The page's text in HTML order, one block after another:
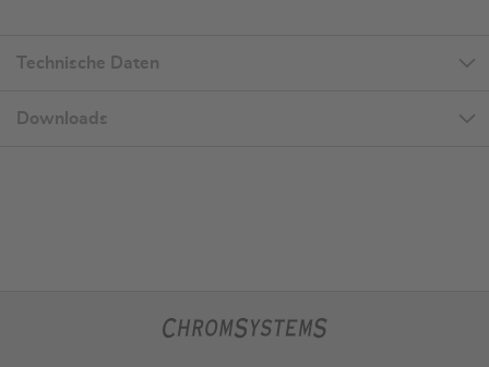
Technische Daten
Downloads